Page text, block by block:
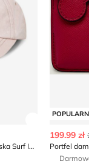
Czapka z daszkiem damska Surf Inc.
199.99 zł
Portfel